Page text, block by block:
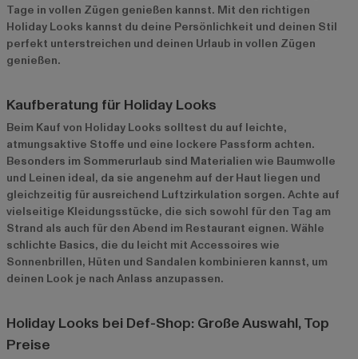
Tage in vollen Zügen genießen kannst. Mit den richtigen
Holiday Looks kannst du deine Persönlichkeit und deinen Stil
perfekt unterstreichen und deinen Urlaub in vollen Zügen
genießen.
Kaufberatung für Holiday Looks
Beim Kauf von Holiday Looks solltest du auf leichte,
atmungsaktive Stoffe und eine lockere Passform achten.
Besonders im Sommerurlaub sind Materialien wie Baumwolle
und Leinen ideal, da sie angenehm auf der Haut liegen und
gleichzeitig für ausreichend Luftzirkulation sorgen. Achte auf
vielseitige Kleidungsstücke, die sich sowohl für den Tag am
Strand als auch für den Abend im Restaurant eignen. Wähle
schlichte Basics, die du leicht mit Accessoires wie
Sonnenbrillen, Hüten und Sandalen kombinieren kannst, um
deinen Look je nach Anlass anzupassen.
Holiday Looks bei Def-Shop: Große Auswahl, Top
Preise